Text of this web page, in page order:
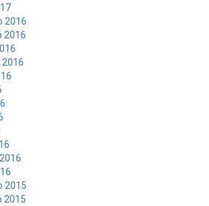
2016
2016
2015
2015